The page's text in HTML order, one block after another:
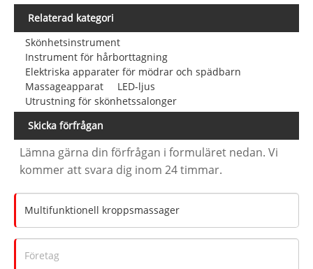
Relaterad kategori
Skönhetsinstrument
Instrument för hårborttagning
Elektriska apparater för mödrar och spädbarn
Massageapparat
LED-ljus
Utrustning för skönhetssalonger
Skicka förfrågan
Lämna gärna din förfrågan i formuläret nedan. Vi
kommer att svara dig inom 24 timmar.